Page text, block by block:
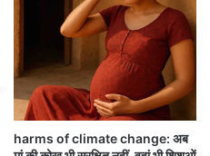
harms of climate change: अब